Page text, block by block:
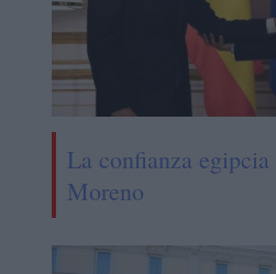
La confianza egipcia
Moreno